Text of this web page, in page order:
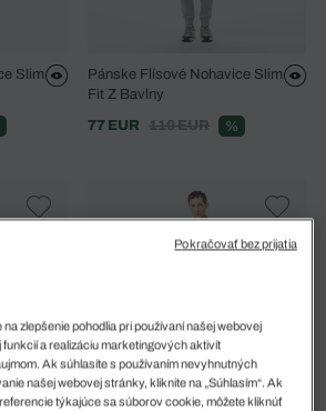
Slim
Pánske Flísové Nohavice Slim
Fit Z Bavlny
77 EUR
110 EUR %
zlepšenie pohodlia pri používaní našej webovej
a realizáciu marketingových aktivít
Ak súhlasíte s používaním nevyhnutných
našej webovej stránky, kliknite na „Súhlasím“. Ak
týkajúce sa súborov cookie, môžete kliknúť
Pokračovať bez prijatia